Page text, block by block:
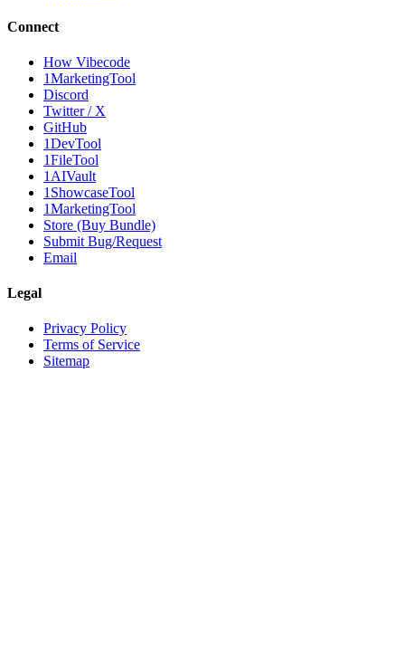
Connect
How Vibecode
1MarketingTool
Discord
Twitter / X
GitHub
1DevTool
1FileTool
1AIVault
1ShowcaseTool
1MarketingTool
Store (Buy Bundle)
Submit Bug/Request
Email
Legal
Privacy Policy
Terms of Service
Sitemap